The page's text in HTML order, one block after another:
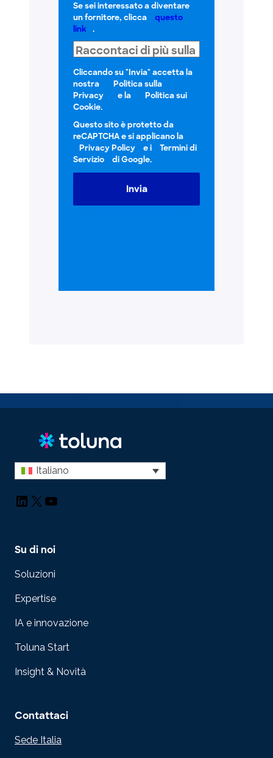
Se sei interessato a diventare
un fornitore, clicca
questo
link .
Cliccando su "Invia" accetta la
nostra
Politica sulla
Privacy
e la
Politica sui
Cookie.
Questo sito è protetto da
reCAPTCHA e si applicano la
Privacy Policy
e i
Termini di
Servizio
di Google.
Invia
Italiano
LinkedIn
X YouTube
Su di noi
Soluzioni
Expertise
IA e innovazione
Toluna Start
Insight & Novità
Contattaci
Sede Italia